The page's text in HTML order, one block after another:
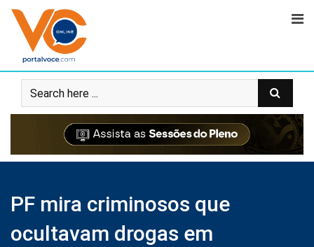
PF mira criminosos que
ocultavam drogas em